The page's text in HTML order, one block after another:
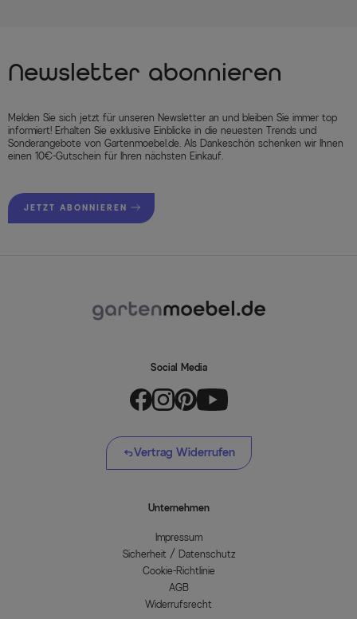
Newsletter abonnieren
Melden Sie sich jetzt für unseren Newsletter an und bleiben Sie immer top
informiert! Erhalten Sie exklusive Einblicke in die neuesten Trends und
Sonderangebote von Gartenmoebel.de. Als Dankeschön schenken wir Ihnen
einen 10€-Gutschein für Ihren nächsten Einkauf.
JETZT ABONNIEREN
Social Media
Vertrag Widerrufen
Unternehmen
Impressum
Sicherheit / Datenschutz
Cookie-Richtlinie
AGB
Widerrufsrecht